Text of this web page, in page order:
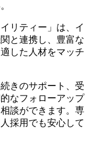
リティー」は、イ
と連携し、豊富な
した人材をマッチ
きのサポート、受
なフォローアップ
談ができます。専
採用でも安心して